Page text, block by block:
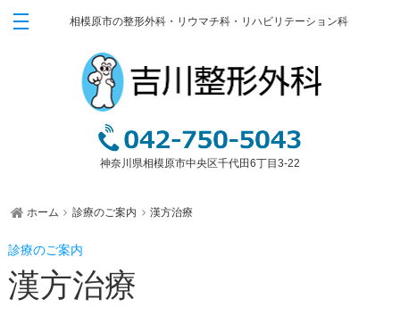
相模原市の整形外科・リウマチ科・リハビリテーション科
神奈川県相模原市中央区千代田6丁目3-22
ごあいさつ
膝・腰・肩の障害
関節運動学的アプローチ
ブロック注射
ホーム 診療のご案内 漢方治療
漢方治療